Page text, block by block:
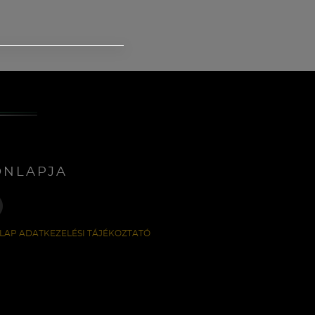
ADATKEZELÉSI TÁJÉKOZTATÓ